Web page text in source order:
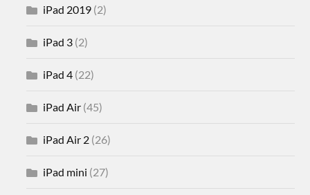
iPad 2019 (2)
iPad 3 (2)
iPad 4 (22)
iPad Air (45)
iPad Air 2 (26)
iPad mini (27)